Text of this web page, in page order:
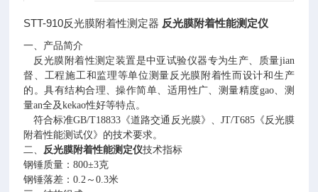
STT-910反光膜附着性测定器 反光膜附着性能测定仪
一、产品简介
反光膜附着性测定装置是中亚试验仪器专为生产、质量jian
督、工程施工和监理等单位测量反光膜附着性而设计和生产
的。具有结构合理、操作简单、适用性广、测量精度gao、测
量an全及kekao性好等特点。
符合标准GB/T18833《道路交通反光膜》、JT/T685《反光膜
附着性能测试仪》的技术要求。
二、 反光膜附着性能测定仪技术指标
钢锤质量：800±3克
钢锤落差：0.2～0.3米